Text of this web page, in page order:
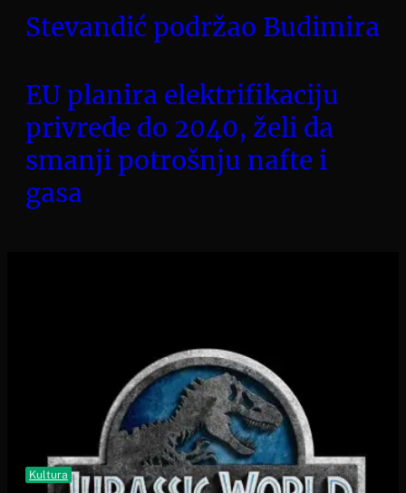
Stevandić podržao Budimira
EU planira elektrifikaciju
privrede do 2040, želi da
smanji potrošnju nafte i
gasa
Kultura